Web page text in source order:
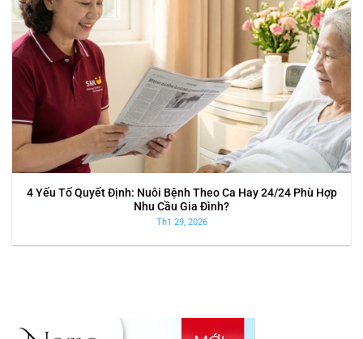
4 Yếu Tố Quyết Định: Nuôi Bệnh Theo Ca Hay 24/24 Phù Hợp
Nhu Cầu Gia Đình?
Th1 29, 2026